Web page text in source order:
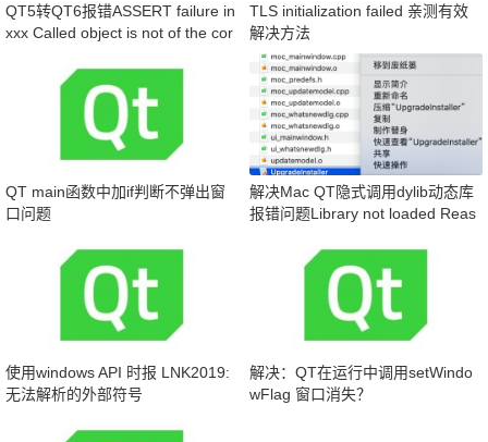
QT5转QT6报错ASSERT failure in
xxx Called object is not of the cor
TLS initialization failed 亲测有效
解决方法
QT main函数中加if判断不弹出窗
口问题
解决Mac QT隐式调用dylib动态库
报错问题Library not loaded Reas
使用windows API 时报 LNK2019:
无法解析的外部符号
解决：QT在运行中调用setWindo
wFlag 窗口消失？